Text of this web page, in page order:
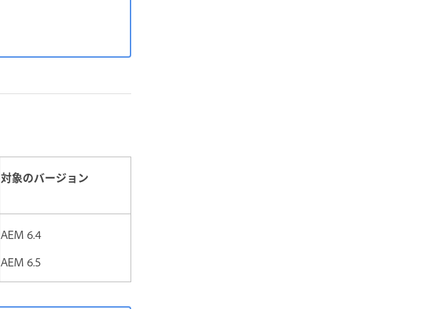
対象のバージョン
AEM 6.4
AEM 6.5